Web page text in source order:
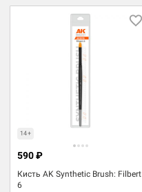
14+
Кисть AK Synthetic Brush: Filbert
6
590 ₽